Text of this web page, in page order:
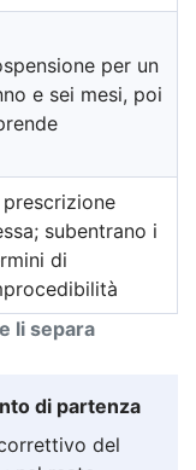
li separa
per un
e sei mesi, poi
prescrizione
subentrano i
di
di partenza
del